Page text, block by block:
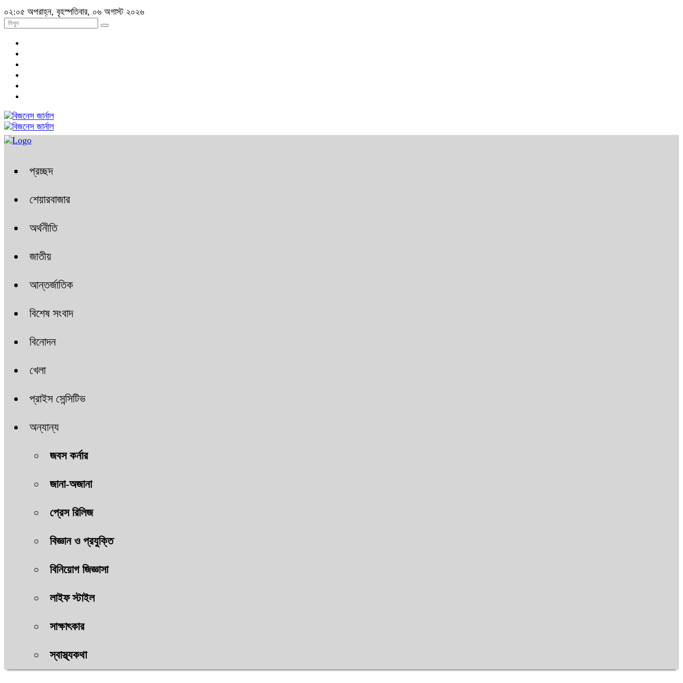
০২:০৫ অপরাহ্ন, বৃহস্পতিবার, ০৬ অগাস্ট ২০২৬
প্রচ্ছদ
শেয়ারবাজার
অর্থনীতি
জাতীয়
আন্তর্জাতিক
বিশেষ সংবাদ
বিনোদন
খেলা
প্রাইস সেন্সিটিভ
অন্যান্য
জবস কর্নার
জানা-অজানা
প্রেস রিলিজ
বিজ্ঞান ও প্রযুক্তি
বিনিয়োগ জিজ্ঞাসা
লাইফ স্টাইল
সাক্ষাৎকার
স্বাস্থ্যকথা